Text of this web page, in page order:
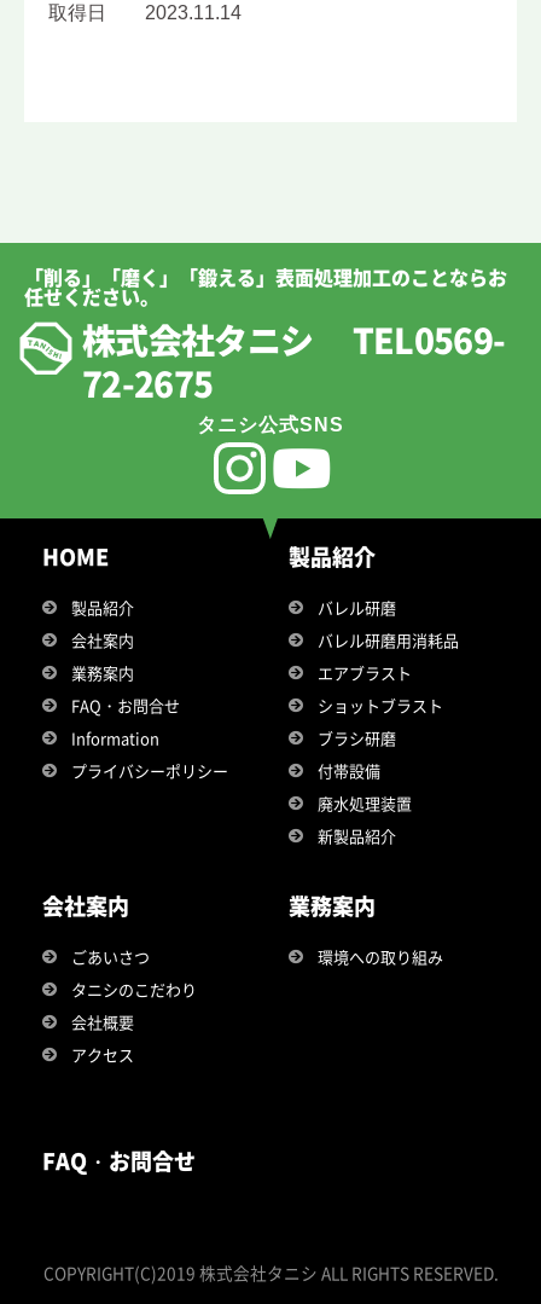
取得日 2023.11.14
「削る」「磨く」「鍛える」表面処理加工のことならお
任せください。
株式会社タニシ TEL0569-
72-2675
タニシ公式SNS
HOME
製品紹介
会社案内
業務案内
FAQ・お問合せ
Information
プライバシーポリシー
製品紹介
バレル研磨
バレル研磨用消耗品
エアブラスト
ショットブラスト
ブラシ研磨
付帯設備
廃水処理装置
新製品紹介
会社案内
ごあいさつ
タニシのこだわり
会社概要
アクセス
業務案内
環境への取り組み
FAQ・お問合せ
COPYRIGHT(C)2019 株式会社タニシ ALL RIGHTS RESERVED.